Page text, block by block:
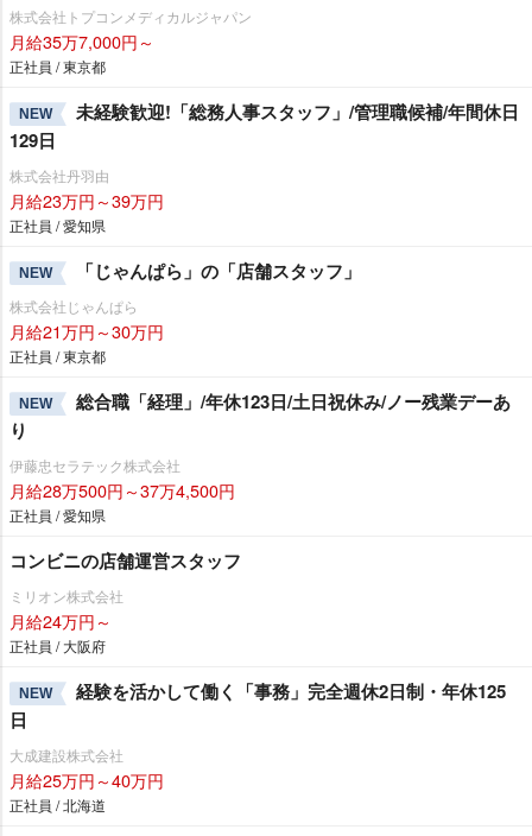
株式会社トプコンメディカルジャパン
月給35万7,000円～
正社員 / 東京都
NEW
未経験歓迎!「総務人事スタッフ」/管理職候補/年間休日
129日
株式会社丹羽由
月給23万円～39万円
正社員 / 愛知県
NEW 「じゃんぱら」の「店舗スタッフ」
株式会社じゃんぱら
月給21万円～30万円
正社員 / 東京都
NEW
総合職「経理」/年休123日/土日祝休み/ノー残業デーあ
り
伊藤忠セラテック株式会社
月給28万500円～37万4,500円
正社員 / 愛知県
コンビニの店舗運営スタッフ
ミリオン株式会社
月給24万円～
正社員 / 大阪府
NEW
経験を活かして働く「事務」完全週休2日制・年休125
日
大成建設株式会社
月給25万円～40万円
正社員 / 北海道